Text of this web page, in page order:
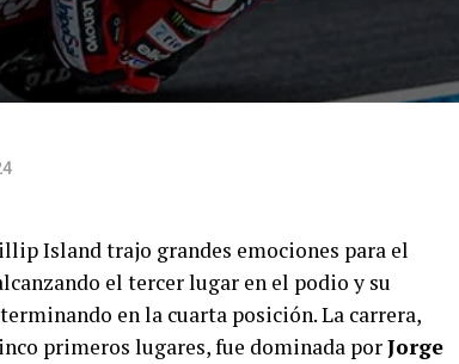
Island trajo grandes emociones para el
el tercer lugar en el podio y su
en la cuarta posición. La carrera,
primeros lugares, fue dominada porJorge